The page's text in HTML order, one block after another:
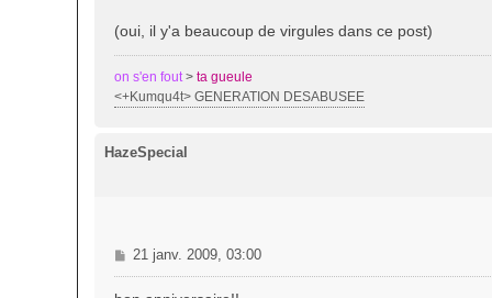
(oui, il y'a beaucoup de virgules dans ce post)
on s'en fout> ta gueule
<+Kumqu4t> GENERATION DESABUSEE
HazeSpecial
M
e
21 janv. 2009, 03:00